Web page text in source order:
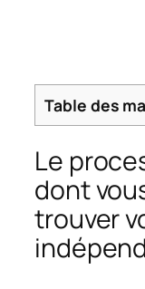
Table des
Le
dont
trouver